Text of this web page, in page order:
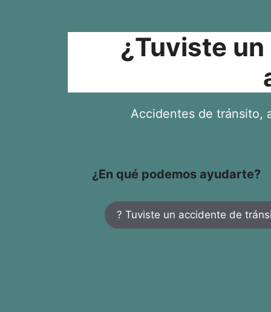
¿Tuviste
Accidentes de tránsito,
¿En qué podemos ayudarte?
? Tuviste un accidente de